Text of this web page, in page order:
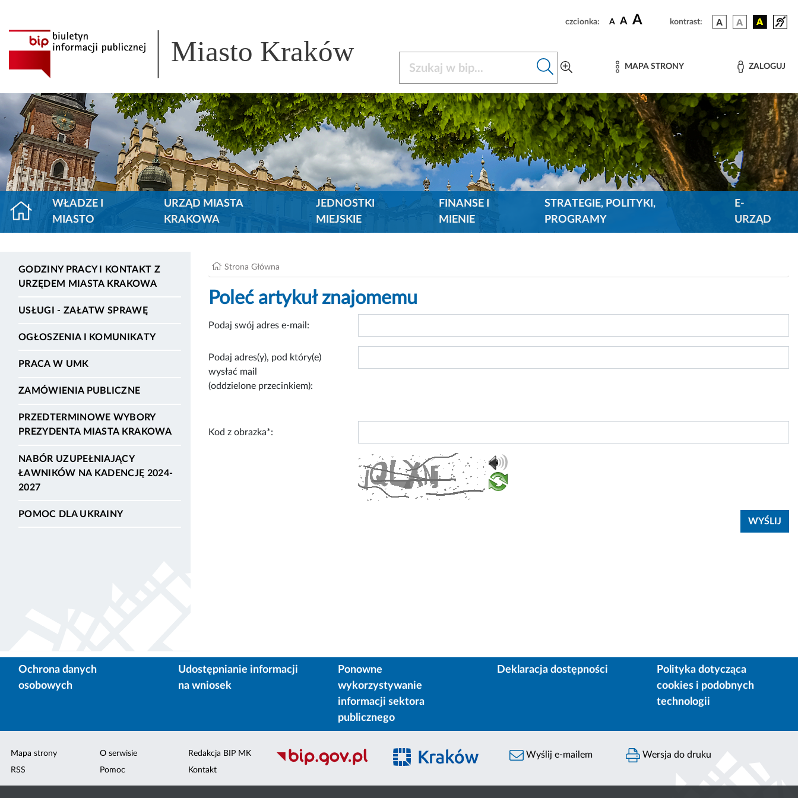
czcionka: A A A kontrast:
Miasto Kraków MAPA STRONY ZALOGUJ
WŁADZE I
MIASTO
URZĄD MIASTA
KRAKOWA
JEDNOSTKI
MIEJSKIE
FINANSE I
MIENIE
STRATEGIE, POLITYKI,
PROGRAMY
E-
URZĄD
GODZINY PRACY I KONTAKT Z
URZĘDEM MIASTA KRAKOWA
USŁUGI - ZAŁATW SPRAWĘ
OGŁOSZENIA I KOMUNIKATY
PRACA W UMK
ZAMÓWIENIA PUBLICZNE
PRZEDTERMINOWE WYBORY
PREZYDENTA MIASTA KRAKOWA
NABÓR UZUPEŁNIAJĄCY
ŁAWNIKÓW NA KADENCJĘ 2024-
2027
POMOC DLA UKRAINY
Strona Główna
Poleć artykuł znajomemu
Podaj swój adres e-mail:
Podaj adres(y), pod który(e)
wysłać mail
(oddzielone przecinkiem):
Kod z obrazka*:
Ochrona danych
osobowych
Udostępnianie informacji
na wniosek
Ponowne
wykorzystywanie
informacji sektora
publicznego
Deklaracja dostępności
Polityka dotycząca
cookies i podobnych
technologii
Mapa strony
RSS
O serwisie
Pomoc
Redakcja BIP MK
Kontakt
Wyślij e-mailem Wersja do druku